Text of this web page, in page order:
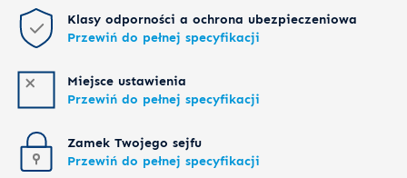
Klasy odporności a ochrona ubezpieczeniowa
Przewiń do pełnej specyfikacji
Miejsce ustawienia
Przewiń do pełnej specyfikacji
Zamek Twojego sejfu
Przewiń do pełnej specyfikacji